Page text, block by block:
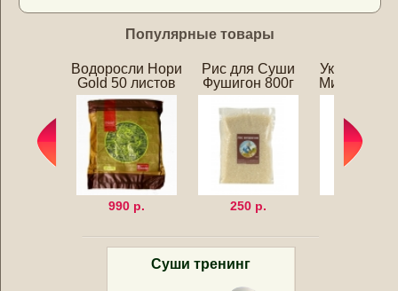
Популярные товары
Водоросли Нори
Gold 50 листов
990 р.
Рис для Суши
Фушигон 800г
250 р.
Уксус для
Мицукан
Суши тренинг